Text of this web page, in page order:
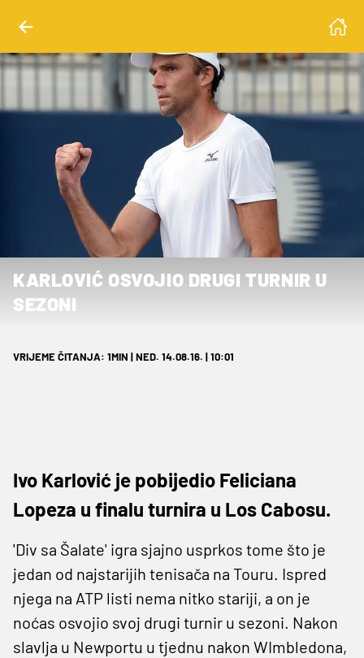
KARLOVIĆ OSVOJIO DRUGI TURNIR U
SEZONI
VRIJEME ČITANJA: 1MIN | NED. 14.08.16. | 10:01
Ivo Karlović je pobijedio Feliciana
Lopeza u finalu turnira u Los Cabosu.
'Div sa Šalate' igra sjajno usprkos tome što je
jedan od najstarijih tenisača na Touru. Ispred
njega na ATP listi nema nitko stariji, a on je
noćas osvojio svoj drugi turnir u sezoni. Nakon
slavlja u Newportu u tjednu nakon WImbledona,